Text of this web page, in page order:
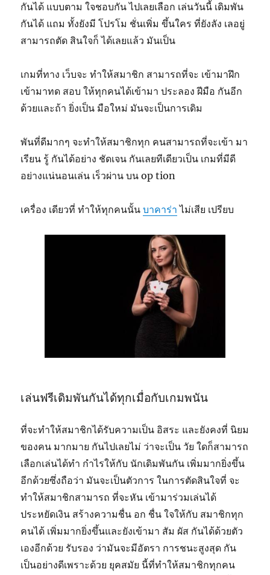
กันได้ แบบตาม ใจชอบกัน ไปเลยเลือก เล่นวันนี้ เดิมพัน
กันได้ แถม ทั้งยังมี โปรโม ชั่นเพิ่ม ขึ้นใคร ที่ยังลัง เลอยู่
สามารถตัด สินใจก็ ได้เลยแล้ว มันเป็น
เกมที่ทาง เว็บจะ ทำให้สมาชิก สามารถที่จะ เข้ามาฝึก
เข้ามาทด สอบ ให้ทุกคนได้เข้ามา ประลอง ฝีมือ กันอีก
ด้วยและถ้า ยิ่งเป็น มือใหม่ มันจะเป็นการเดิม
พันที่ดีมากๆ จะทำให้สมาชิกทุก คนสามารถที่จะเข้า มา
เรียน รู้ กันได้อย่าง ชัดเจน กันเลยทีเดียวเป็น เกมที่มีดี
อย่างแน่นอนเล่น เร็วผ่าน บน op tion
เครื่อง เดียวที่ ทำให้ทุกคนนั้นบาคาร่า ไม่เสีย เปรียบ
เล่นฟรีเดิมพันกันได้ทุกเมื่อกับเกมพนัน
ที่จะทำให้สมาชิกได้รับความเป็น อิสระ และยังคงที่ นิยม
ของคน มากมาย กันไปเลยไม่ ว่าจะเป็น วัย ใดก็สามารถ
เลือกเล่นได้ทำ กำไรให้กับ นักเดิมพันกัน เพิ่มมากยิ่งขึ้น
อีกด้วยซึ่งถือว่า มันจะเป็นตัวการ ในการตัดสินใจที่ จะ
ทำให้สมาชิกสามารถ ที่จะหัน เข้ามาร่วมเล่นได้
ประหยัดเงิน สร้างความชื่น อก ชื่น ใจให้กับ สมาชิกทุก
คนได้ เพิ่มมากยิ่งขึ้นและยังเข้ามา สัม ผัส กันได้ด้วยตัว
เองอีกด้วย รับรอง ว่ามันจะมีอัตรา การชนะสูงสุด กัน
เป็นอย่างดีเพราะด้วย ยุคสมัย นี้ที่ทำให้สมาชิกทุกคน